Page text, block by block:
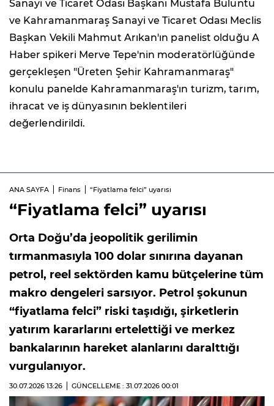
Sanayi ve Ticaret Odası Başkanı Mustafa Buluntu
ve Kahramanmaraş Sanayi ve Ticaret Odası Meclis
Başkan Vekili Mahmut Arıkan'ın panelist olduğu A
Haber spikeri Merve Tepe'nin moderatörlüğünde
gerçekleşen "Üreten Şehir Kahramanmaraş"
konulu panelde Kahramanmaraş'ın turizm, tarım,
ihracat ve iş dünyasının beklentileri
değerlendirildi.
ANA SAYFA Finans “Fiyatlama felci” uyarısı
“Fiyatlama felci” uyarısı
Orta Doğu’da jeopolitik gerilimin
tırmanmasıyla 100 dolar sınırına dayanan
petrol, reel sektörden kamu bütçelerine tüm
makro dengeleri sarsıyor. Petrol şokunun
“fiyatlama felci” riski taşıdığı, şirketlerin
yatırım kararlarını ertelettiği ve merkez
bankalarının hareket alanlarını daralttığı
vurgulanıyor.
30.07.2026 13:26 GÜNCELLEME : 31.07.2026 00:01